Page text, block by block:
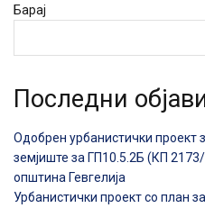
Барај
Последни
Одобрен урбанистички проект
земјиште за ГП10.5.2Б (КП
општина Гевгелија
Урбанистички проект со план